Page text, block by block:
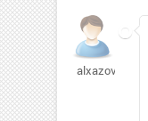
alxazov53584